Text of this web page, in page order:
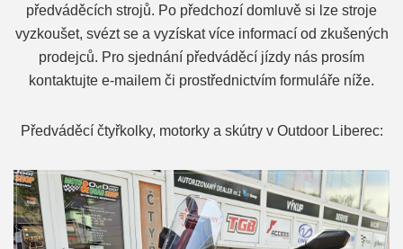
předváděcích strojů. Po předchozí domluvě si lze stroje
vyzkoušet, svézt se a vyzískat více informací od zkušených
prodejců. Pro sjednání předváděcí jízdy nás prosím
kontaktujte e-mailem či prostřednictvím formuláře níže.
Předváděcí čtyřkolky, motorky a skútry v Outdoor Liberec: